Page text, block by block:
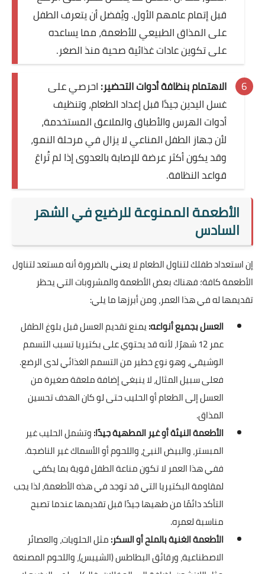
قبل إتمام عامهم الأول. ويُفضل أن يتعرف الطفل
على المذاق الطبيعي للأطعمة، مما يساعده
على تكوين عادات غذائية صحية منذ الصغر.
الاهتمام بنظافة أدوات التحضير:احرصي على
غسل اليدين جيدًا قبل إعداد الطعام، وتنظيف
أدوات الهرس والأطباق والملاعق المستخدمة،
لأن جهاز الطفل المناعي لا يزال في مرحلة النمو،
وقد يكون أكثر عرضة للإصابة بالعدوى إذا لم تُراعَ
قواعد النظافة.
الأطعمة الممنوعة للرضيع في الشهر
السادس
إن استعداد طفلك لتناول الطعام لا يعني بالضرورة أنه مستعد لتناول
الأطعمة كافة؛ فهناك بعض الأطعمة والمشروبات التي يحظر
تقديمها له في هذا العمر، ومن أبرزها ما يلي:
العسل بجميع أنواعه:يمنع تقديم العسل قبل بلوغ الطفل
عمر 12 شهرًا، لأنه قد يحتوي على بكتيريا تسبب التسمم
الوشيقي، وهو نوع خطير من التسمم الغذائي لدى الرضع.
فعلى سبيل المثال، لا ينبغي إضافة ملعقة صغيرة من
العسل إلى الطعام أو الحليب حتى لو كان الهدف تحسين
المذاق.
الأطعمة النيئة أو غير المطهية جيدًا:وتشمل الحليب غير
المبستر، والبيض النيئ، واللحوم أو الأسماك غير الناضجة.
ففي هذا العمر لا تكون مناعة الطفل قوية بما يكفي
لمقاومة البكتيريا التي قد توجد في هذه الأطعمة، لذا يجب
التأكد دائمًا من طهيها جيدًا قبل تقديمها عندما تصبح
مناسبة لعمره.
الأطعمة الغنية بالملح أو السكر:مثل الحلويات، والعصائر
الاصطناعية، ورقائق البطاطس (الشيبس)، واللحوم المصنعة